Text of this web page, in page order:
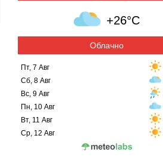
+26°C
Облачно
Пт, 7 Авг
Сб, 8 Авг
Вс, 9 Авг
Пн, 10 Авг
Вт, 11 Авг
Ср, 12 Авг